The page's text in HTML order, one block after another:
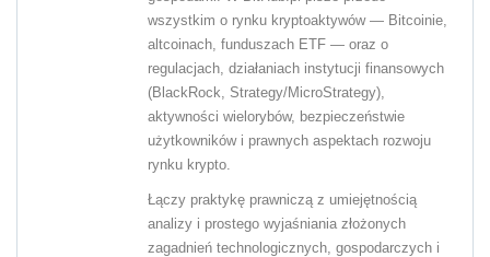
wszystkim o rynku kryptoaktywów — Bitcoinie,
altcoinach, funduszach ETF — oraz o
regulacjach, działaniach instytucji finansowych
(BlackRock, Strategy/MicroStrategy),
aktywności wielorybów, bezpieczeństwie
użytkowników i prawnych aspektach rozwoju
rynku krypto.
Łączy praktykę prawniczą z umiejętnością
analizy i prostego wyjaśniania złożonych
zagadnień technologicznych, gospodarczych i